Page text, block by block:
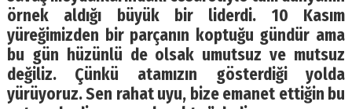
örnek aldığı büyük bir liderdi. 10 Kasım
yüreğimizden bir parçanın koptuğu gündür ama
bu gün hüzünlü de olsak umutsuz ve mutsuz
değiliz. Çünkü atamızın gösterdiği yolda
yürüyoruz. Sen rahat uyu, bize emanet ettiğin bu